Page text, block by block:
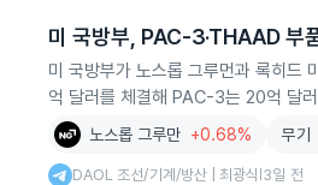
미 국방부, PAC-3·THAAD 부
미 국방부가 노스롭 그루먼과 록히
억 달러를 체결해 PAC-3는 20억 달
노스롭 그루만 +0.68% 무기
DAOL 조선/기계/방산 | 최광식 3일 전